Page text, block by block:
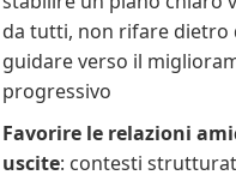
da tutti, non rifare
guidare verso il
progressivo
Favorire le relazioni
uscite: contesti